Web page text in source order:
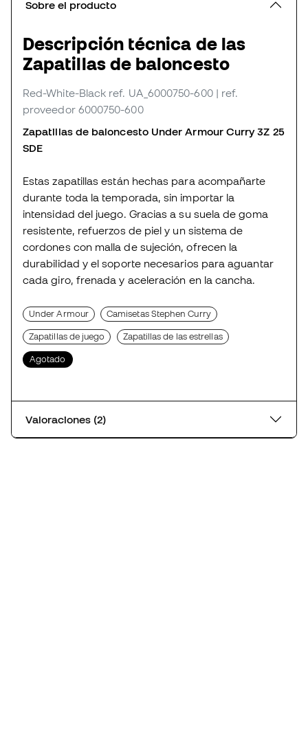
Sobre el producto
Descripción técnica de las
Zapatillas de baloncesto
Red-White-Black ref. UA_6000750-600 | ref.
proveedor 6000750-600
Zapatillas de baloncesto Under Armour Curry 3Z 25
SDE
Estas zapatillas están hechas para acompañarte
durante toda la temporada, sin importar la
intensidad del juego. Gracias a su suela de goma
resistente, refuerzos de piel y un sistema de
cordones con malla de sujeción, ofrecen la
durabilidad y el soporte necesarios para aguantar
cada giro, frenada y aceleración en la cancha.
Under Armour Camisetas Stephen Curry
Zapatillas de juego Zapatillas de las estrellas
Agotado
Valoraciones (2)